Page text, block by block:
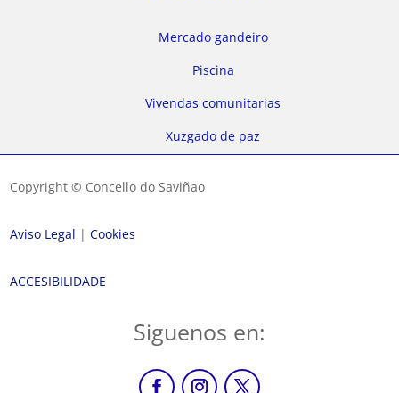
Mercado gandeiro
Piscina
Vivendas comunitarias
Xuzgado de paz
Copyright © Concello do Saviñao
Aviso Legal |Cookies
ACCESIBILIDADE
Siguenos en: